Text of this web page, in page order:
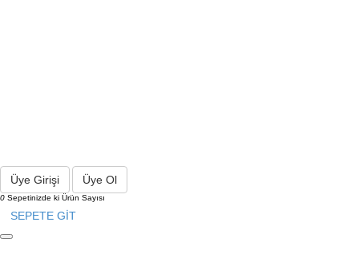
Üye Girişi Üye Ol
0 Sepetinizde ki Ürün Sayısı
SEPETE GİT